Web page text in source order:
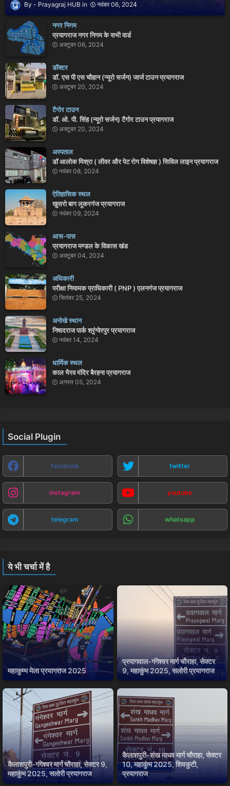
Prayagraj HUB नवंबर 06, 2024
नगर निगम
प्रयागराज नगर निगम के सभी वार्ड
अक्टूबर 06, 2024
डॉक्टर
डॉ. एस पी एस चौहान (न्यूरो सर्जन) जार्ज टाउन प्रयागराज
अक्टूबर 20, 2024
टैगोर टाउन
डॉ. ओ. पी. सिंह (न्यूरो सर्जन) टैगोर टाउन प्रयागराज
अक्टूबर 20, 2024
अस्पताल
डॉ आलोक मिश्रा ( लीवर और पेट रोग विशेषज्ञ ) सिविल लाइन प्रयागराज
नवंबर 08, 2024
ऐतिहासिक स्थल
खुसरो बाग लूकरगंज प्रयागराज
नवंबर 09, 2024
आस-पास
प्रयागराज मण्डल के विकास खंड
अक्टूबर 04, 2024
अधिकारी
परीक्षा नियामक प्राधिकारी ( PNP ) एलनगंज प्रयागराज
सितंबर 25, 2024
अनोखे स्थान
निषादराज पार्क श्रृंग्वेरपुर प्रयागराज
नवंबर 14, 2024
धार्मिक स्थल
काल भैरव मंदिर बैरहना प्रयागराज
अगस्त 05, 2024
Social Plugin
facebook twitter
instagram youtube
telegram whatsapp
ये भी चर्चा में है
महाकुम्भ मेला प्रयागराज 2025
प्रयागवाल-गंगेश्वर मार्ग चौराहा, सेक्टर
9, महाकुंभ 2025, सलोरी प्रयागराज
कैलाशपुरी-गंगेश्वर मार्ग चौराहा, सेक्टर 9,
महाकुंभ 2025, सलोरी प्रयागराज
कैलाशपुरी-शंख माधव मार्ग चौराहा, सेक्टर
10, महाकुंभ 2025, शिवकुटी,
प्रयागराज